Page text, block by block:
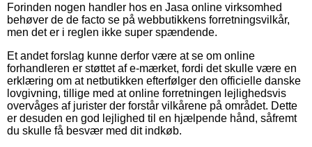
Forinden nogen handler hos en Jasa online virksomhed
behøver de de facto se på webbutikkens forretningsvilkår,
men det er i reglen ikke super spændende.
Et andet forslag kunne derfor være at se om online
forhandleren er støttet af e-mærket, fordi det skulle være en
erklæring om at netbutikken efterfølger den officielle danske
lovgivning, tillige med at online forretningen lejlighedsvis
overvåges af jurister der forstår vilkårene på området. Dette
er desuden en god lejlighed til en hjælpende hånd, såfremt
du skulle få besvær med dit indkøb.